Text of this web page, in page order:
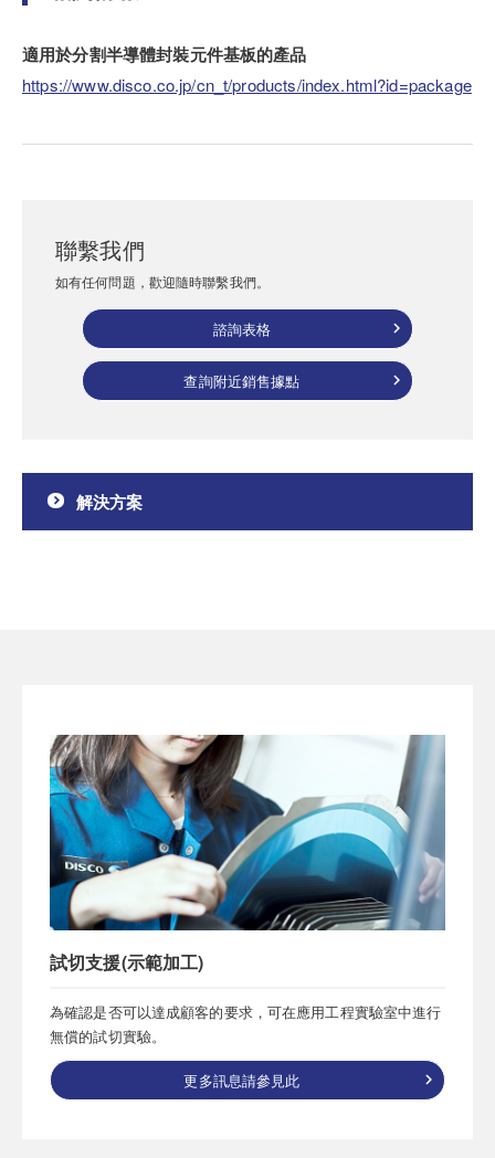
適用於分割半導體封裝元件基板的產品
https://www.disco.co.jp/cn_t/products/index.html?id=package
聯繫我們
如有任何問題，歡迎隨時聯繫我們。
諮詢表格
查詢附近銷售據點
解決方案
試切支援(示範加工)
為確認是否可以達成顧客的要求，可在應用工程實驗室中進行
無償的試切實驗。
更多訊息請參見此